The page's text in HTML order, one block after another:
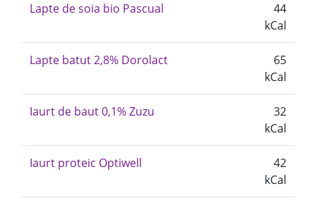
Lapte de soia bio Pascual
44
kCal
Lapte batut 2,8% Dorolact
65
kCal
Iaurt de baut 0,1% Zuzu
32
kCal
Iaurt proteic Optiwell
42
kCal